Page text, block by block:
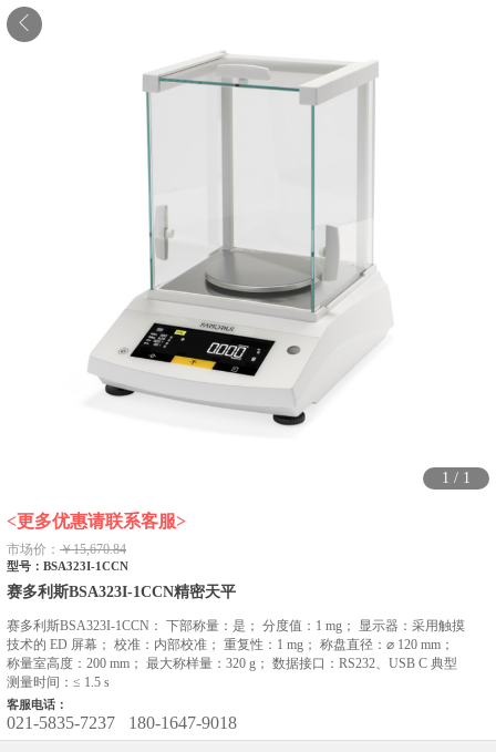
1 / 1
<更多优惠请联系客服>
市场价： ￥15,670.84
型号：BSA323I-1CCN
赛多利斯BSA323I-1CCN精密天平
赛多利斯BSA323I-1CCN： 下部称量：是； 分度值：1 mg； 显示器：采用触摸
技术的 ED 屏幕； 校准：内部校准； 重复性：1 mg； 称盘直径：⌀ 120 mm；
称量室高度：200 mm； 最大称样量：320 g； 数据接口：RS232、USB C 典型
测量时间：≤ 1.5 s
客服电话：
021-5835-7237 180-1647-9018